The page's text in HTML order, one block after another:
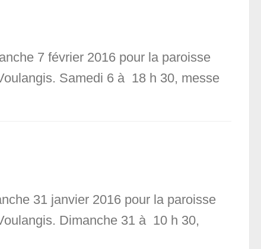
7 février 2016 pour la paroisse
Samedi 6 à 18 h 30, messe
31 janvier 2016 pour la paroisse
Dimanche 31 à 10 h 30,